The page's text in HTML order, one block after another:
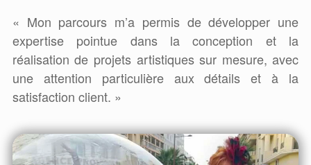
« Mon parcours m’a permis de développer une
expertise pointue dans la conception et la
réalisation de projets artistiques sur mesure, avec
une attention particulière aux détails et à la
satisfaction client. »